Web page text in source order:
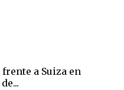
a Suiza en